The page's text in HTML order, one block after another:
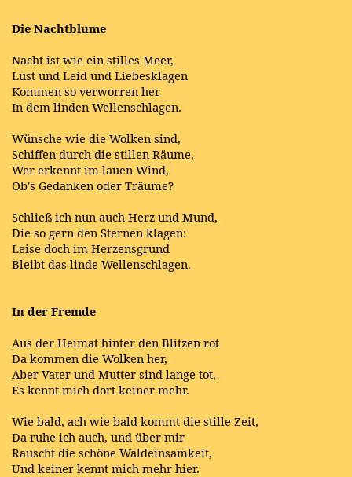
Die Nachtblume
Nacht ist wie ein stilles Meer,
Lust und Leid und Liebesklagen
Kommen so verworren her
In dem linden Wellenschlagen.
Wünsche wie die Wolken sind,
Schiffen durch die stillen Räume,
Wer erkennt im lauen Wind,
Ob's Gedanken oder Träume?
Schließ ich nun auch Herz und Mund,
Die so gern den Sternen klagen:
Leise doch im Herzensgrund
Bleibt das linde Wellenschlagen.
In der Fremde
Aus der Heimat hinter den Blitzen rot
Da kommen die Wolken her,
Aber Vater und Mutter sind lange tot,
Es kennt mich dort keiner mehr.
Wie bald, ach wie bald kommt die stille Zeit,
Da ruhe ich auch, und über mir
Rauscht die schöne Waldeinsamkeit,
Und keiner kennt mich mehr hier.